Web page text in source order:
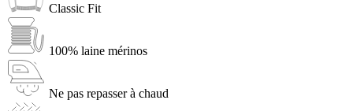
Classic Fit
100% laine mérinos
Ne pas repasser à chaud